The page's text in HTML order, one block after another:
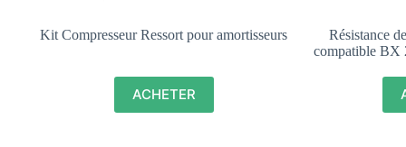
Kit Compresseur Ressort pour amortisseurs
ACHETER
Résistance
compatible BX